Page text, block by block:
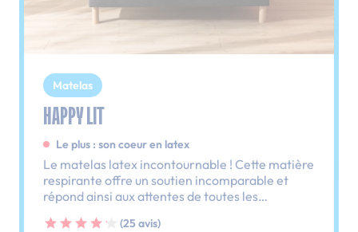
Matelas
HAPPY LIT
Le plus : son coeur en latex
Le matelas latex incontournable ! Cette matière
respirante offre un soutien incomparable et
répond ainsi aux attentes de toutes les
(25 avis)